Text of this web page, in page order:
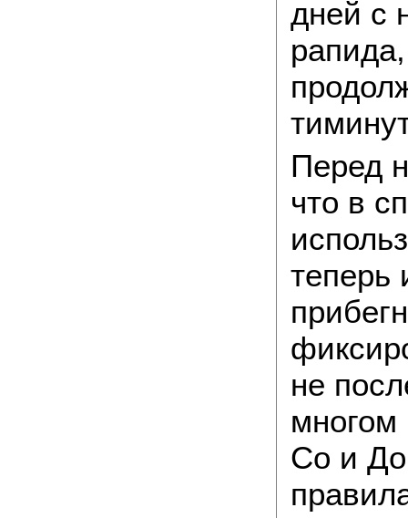
дней с
Перед
что в
теперь
не
многом
Со и